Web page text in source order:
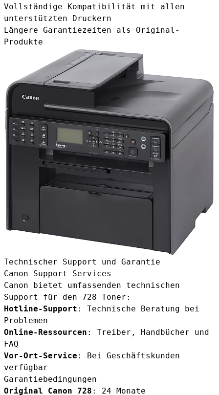
Vollständige Kompatibilität mit allen
unterstützten Druckern
Längere Garantiezeiten als Original-
Produkte
Technischer Support und Garantie
Canon Support-Services
Canon bietet umfassenden technischen
Support für den 728 Toner:
Hotline-Support : Technische Beratung bei
Problemen
Online-Ressourcen : Treiber, Handbücher und
FAQ
Vor-Ort-Service : Bei Geschäftskunden
verfügbar
Garantiebedingungen
Original Canon 728 : 24 Monate